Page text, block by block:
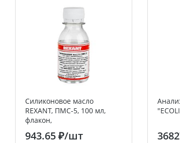
Силиконовое масло
REXANT, ПМС-5, 100 мл,
флакон,
(Полиметилсилоксан)
943.65 ₽/шт